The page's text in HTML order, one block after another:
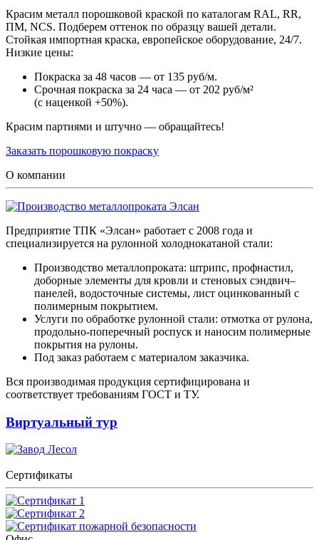
Красим металл порошковой краской по каталогам RAL, RR,
ПМ, NCS. Подберем оттенок по образцу вашей детали.
Стойкая импортная краска, европейское оборудование, 24/7.
Низкие цены:
Покраска за 48 часов — от 135 руб/м.
Срочная покраска за 24 часа — от 202 руб/м²
(с наценкой +50%).
Красим партиями и штучно — обращайтесь!
Заказать порошковую покраску
О компании
Предприятие ТПК «Элсан» работает с 2008 года и
специализируется на рулонной холоднокатаной стали:
Производство металлопроката: штрипс, профнастил,
доборные элементы для кровли и стеновых сэндвич–
панелей, водосточные системы, лист оцинкованный с
полимерным покрытием.
Услуги по обработке рулонной стали: отмотка от рулона,
продольно-поперечный роспуск и наносим полимерные
покрытия на рулоны.
Под заказ работаем с материалом заказчика.
Вся производимая продукция сертифицирована и
соответствует требованиям ГОСТ и ТУ.
Виртуальный тур
Сертификаты